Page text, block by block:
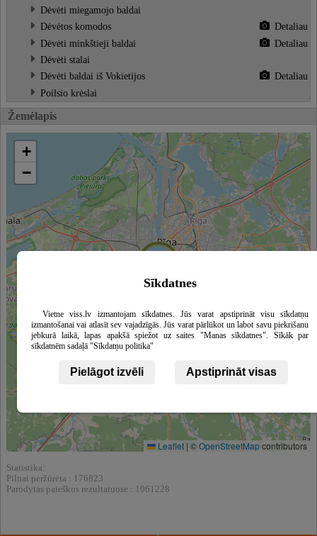
Dėvėti miegamojo baldai
Dėvėtos komodos
Detaliau
Dėvėti minkštieji baldai
Detaliau
Dėvėti stalai
Dėvėti baldai iš Vokietijos
Detaliau
Poilsio krėslai
Žemėlapis
+
−
Leaflet | ©OpenStreetMapcontributors
Statistika:
Pilnai peržūrėta : 176823
Parodytas paieškos rezultatuose : 1061228
Sīkdatnes
Vietne viss.lv izmantojam sīkdatnes. Jūs varat apstiprināt visu sīkdatņu
izmantošanai vai atlasīt sev vajadzīgās. Jūs varat pārlūkot un labot savu piekrišanu
jebkurā laikā, lapas apakšā spiežot uz saites "Manas sīkdatnes". Sīkāk par
sīkdatnēm sadaļā "Sīkdatņu politika"
Pielāgot izvēli Apstiprināt visas